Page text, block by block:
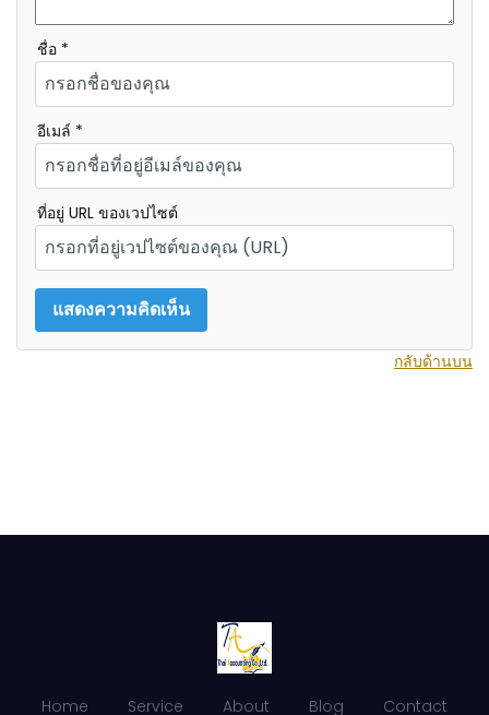
ชื่อ *
อีเมล์ *
ที่อยู่ URL ของเวปไซต์
กลับด้านบน
Home Service About Blog Contact